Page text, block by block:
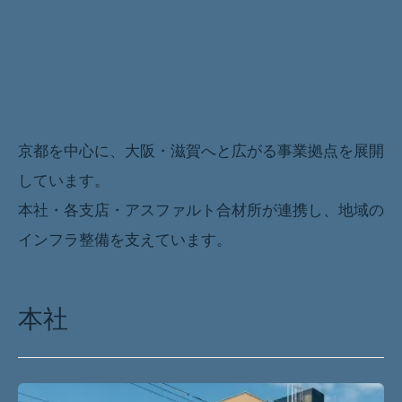
事業拠点一覧リード
京都を中心に、大阪・滋賀へと広がる事業拠点を展開
しています。
本社・各支店・アスファルト合材所が連携し、地域の
インフラ整備を支えています。
本社